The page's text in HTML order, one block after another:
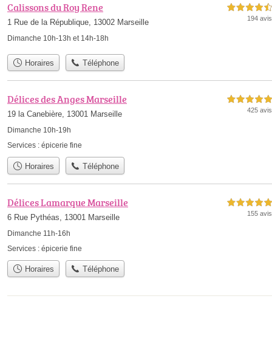
Calissons du Roy Rene
1 Rue de la République, 13002 Marseille
Dimanche 10h-13h et 14h-18h
4,5 étoiles sur 5
194 avis
Horaires Téléphone
Délices des Anges Marseille
19 la Canebière, 13001 Marseille
Dimanche 10h-19h
5,0 étoiles sur 5
425 avis
Services : épicerie fine
Horaires Téléphone
Délices Lamarque Marseille
6 Rue Pythéas, 13001 Marseille
Dimanche 11h-16h
5,0 étoiles sur 5
155 avis
Services : épicerie fine
Horaires Téléphone